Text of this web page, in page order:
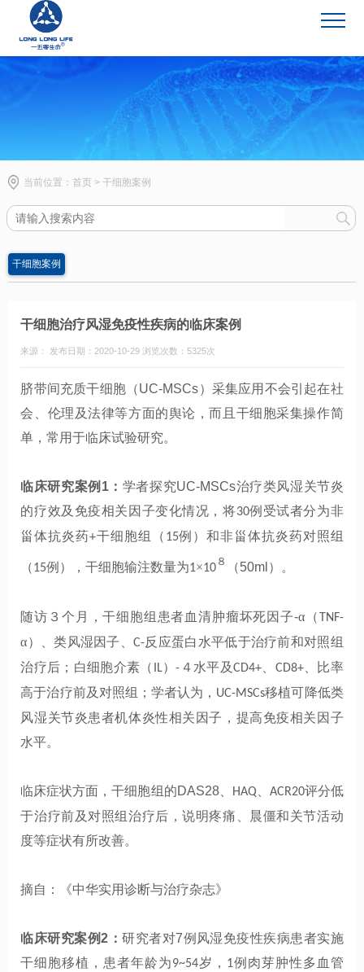
干细胞案例
当前位置：首页 >干细胞案例
干细胞案例
干细胞治疗风湿免疫性疾病的临床案例
来源： 发布日期：2020-10-29 浏览次数：5325次
脐带间充质干细胞（UC-MSCs）采集应用不会引起在社
会、伦理及法律等方面的舆论，而且干细胞采集操作简
单，常用于临床试验研究。
临床研究案例 1： 学者探究UC-MSCs治疗类风湿关节炎
的疗效及免疫相关因子变化情况，将30例受试者分为非
甾体抗炎药+干细胞组（ 15例）和非甾体抗炎药对照组
（15例），干细胞输注数量为1×10
８ （50ml ）。
随访３个月，干细胞组患者血清肿瘤坏死因子-α（ TNF-
α）、类风湿因子、C-反应蛋白水平低于治疗前和对照组
治疗后；白细胞介素（ IL）- ４水平及CD4+ CD8+、比率
高于治疗前及对照组；学者认为， UC-MSCs移植可降低类
风湿关节炎患者机体炎性相关因子，提高免疫相关因子
水平。
临床症状方面，干细胞组的DAS28、 HAQ ACR20评分低
于治疗前及对照组治疗后，说明疼痛、晨僵和关节活动
度等症状有所改善。
摘自：《中华实用诊断与治疗杂志》
临床研究案例2 ：研究者对7例风湿免疫性疾病患者实施
干细胞移植，患者年龄为9~54岁， 1例肉芽肿性多血管